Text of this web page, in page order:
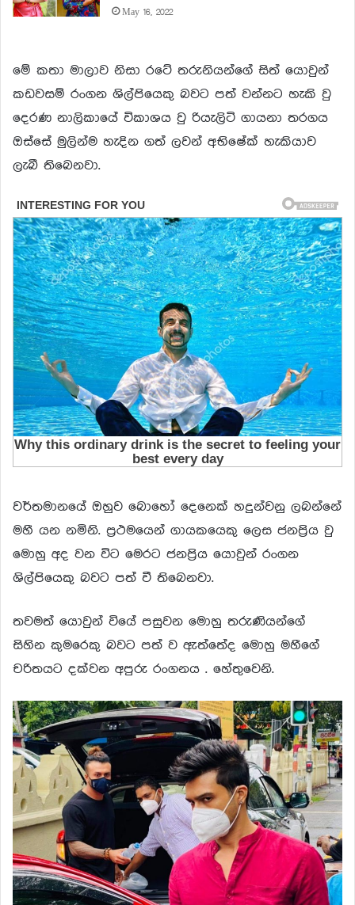
May 16, 2022
මේ කතා මාලාව නිසා රටේ තරුනියන්ගේ සිත් යොවුන්
කඩවසම් රංගන ශිල්පියෙකු බවට පත් වන්නට හැකි වු
දෙරණ නාලිකායේ විකාශය වු රියැලිටි ගායනා තරගය
ඔස්සේ මුලින්ම හැදින ගත් ලවන් අභිෂේක් හැකියාව
ලැබී තිබෙනවා.
වර්තමානයේ ඔහුව බොහෝ දෙනෙක් හදුන්වනු ලබන්නේ
මහී යන නමිනි. ප්‍ර‍ථමයෙන් ගායකයෙකු ලෙස ජනප්‍රිය වු
මොහු අද වන විට මෙරට ජනප්‍රිය යොවුන් රංගන
ශිල්පියෙකු බවට පත් වී තිබෙනවා.
තවමත් යොවුන් වියේ පසුවන මොහු තරුණියන්ගේ
සිහින කුමරෙකු බවට පත් ව ඇත්තේද මොහු මහීගේ
චරිතයට දක්වන අපුරු රංගනය . හේතුවෙනි.